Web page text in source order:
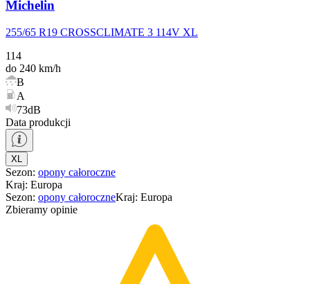
Michelin
255/65 R19 CROSSCLIMATE 3 114V XL
114
do 240 km/h
B
A
73dB
Data produkcji
XL
Sezon: opony całoroczne
Kraj: Europa
Sezon: opony całoroczneKraj: Europa
Zbieramy opinie